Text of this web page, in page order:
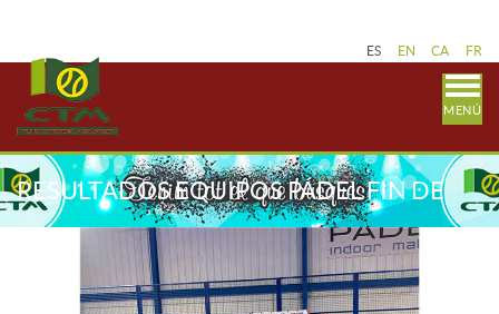
ES EN CA FR
MENÚ
RESULTADOS EQUIPOS PÁDEL FIN DE
SEMANA 11-12 FEBRERO